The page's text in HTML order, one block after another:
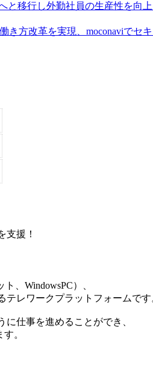
と移行し外勤社員の生産性を向
き方改革を実現、moconaviでセ
支援！
、WindowsPC）、
レワークプラットフォームです
仕事を進めることができ、
。